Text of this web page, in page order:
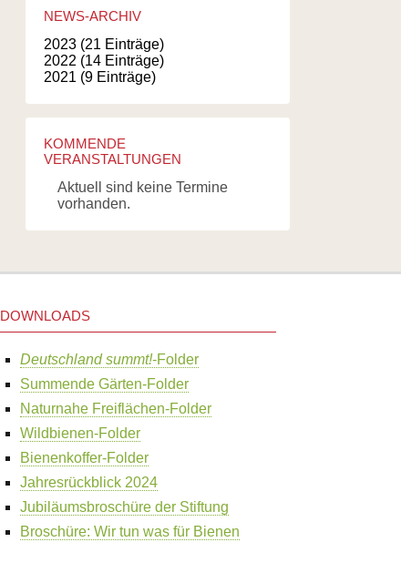
NEWS-ARCHIV
2023 (21 Einträge)
2022 (14 Einträge)
2021 (9 Einträge)
KOMMENDE
VERANSTALTUNGEN
Aktuell sind keine Termine
vorhanden.
DOWNLOADS
Deutschland summt!-Folder
Summende Gärten-Folder
Naturnahe Freiflächen-Folder
Wildbienen-Folder
Bienenkoffer-Folder
Jahresrückblick 2024
Jubiläumsbroschüre der Stiftung
Broschüre: Wir tun was für Bienen